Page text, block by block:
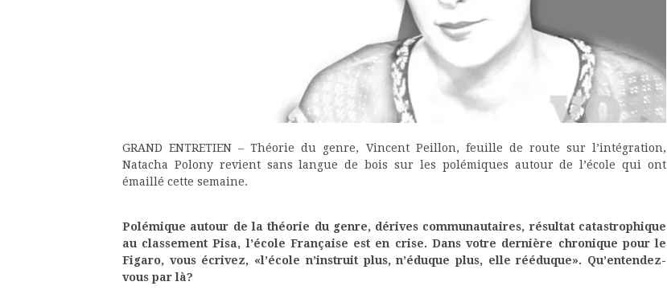
GRAND ENTRETIEN – Théorie du genre, Vincent Peillon, feuille de route sur l’intégration,
Natacha Polony revient sans langue de bois sur les polémiques autour de l’école qui ont
émaillé cette semaine.
Polémique autour de la théorie du genre, dérives communautaires, résultat catastrophique
au classement Pisa, l’école Française est en crise. Dans votre dernière chronique pour le
Figaro, vous écrivez, «l’école n’instruit plus, n’éduque plus, elle rééduque». Qu’entendez-
vous par là?